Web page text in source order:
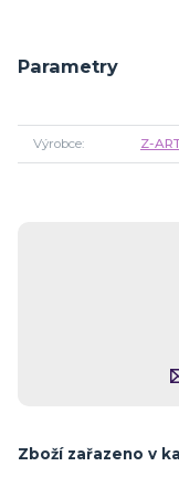
Parametry
Výrobce Z-
Zboží zařazeno v